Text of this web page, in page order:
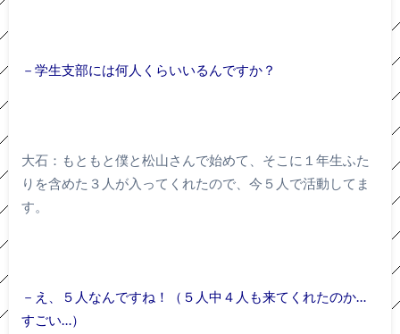
－学生支部には何人くらいいるんですか？
大石：もともと僕と松山さんで始めて、そこに１年生ふた
りを含めた３人が入ってくれたので、今５人で活動してま
す。
－え、５人なんですね！（５人中４人も来てくれたのか…
すごい…）